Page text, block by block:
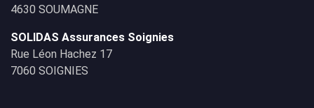
4630 SOUMAGNE
SOLIDAS Assurances Soignies
Rue Léon Hachez 17
7060 SOIGNIES